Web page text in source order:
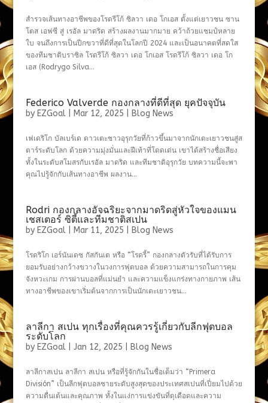
สำรวจเส้นทางอาชีพของโรดรีโก้ ซิลวา เดอ โกเอส ตั้งแต่เยาวชน ซาน
โตส เอฟซี สู่ เรอัล มาดริด สร้างผลงานมากมาย คว้าถ้วยแชมป์หลาย
ใบ จนถึงการเป็นปีกขวาที่ดีที่สุดในโลกปี 2024 และเป็นอนาคตที่สดใส
ของทีมชาติบราซิล โรดรีโก้ ซิลวา เดอ โกเอส โรดรีโก้ ซิลวา เดอ โก
เอส (Rodrygo Silva...
Federico Valverde กองกลางที่ดีที่สุด ยุคปัจจุบัน
by EZGoal| Mar 12, 2025 Blog News
เฟเดริโก บัลเบร์เด ดาวเตะชาวอุรุกวัยที่ก้าวขึ้นมาจากนักเตะเยาวชนสู่ส
ตาร์ระดับโลก ด้วยความมุ่งมั่นและฝีเท้าที่โดดเด่น เขาได้สร้างชื่อเสียง
ทั้งในระดับสโมสรกับเรอัล มาดริด และทีมชาติอุรุกวัย บทความนี้จะพา
คุณไปรู้จักกับเส้นทางอาชีพ ผลงาน...
Rodri กองกลางอัจฉริยะจากมาดริดสู่หัวใจของแมน
เชสเตอร์ ซิตี้และทีมชาติสเปน
by EZGoal| Mar 11, 2025 Blog News
โรดริโก เอร์นันเดซ กัสกันเต หรือ “โรดรี้” กองกลางตัวรับที่ได้รับการ
ยอมรับอย่างกว้างขวางในวงการฟุตบอล ด้วยความสามารถในการคุม
จังหวะเกม การผ่านบอลที่แม่นยำ และความแข็งแกร่งทางกายภาพ เส้น
ทางอาชีพของเขาเริ่มต้นจากการเป็นนักเตะเยาวชน...
ลาลีกา สเปน ทุกเรื่องที่คุณควรรู้เกี่ยวกับลีกฟุตบอล
ระดับโลก
by EZGoal| Jan 12, 2025 Blog News
ลาลีกาสเปน ลาลีกา สเปน หรือที่รู้จักกันในชื่อเต็มว่า “Primera
División” เป็นลีกฟุตบอลชายระดับสูงสุดของประเทศสเปนที่เปี่ยมไปด้วย
ความตื่นเต้นและคุณภาพ ทั้งในแง่การแข่งขันที่ดุเดือดและความ